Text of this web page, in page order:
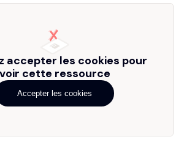
accepter les cookies pour
voir cette ressource
Accepter les cookies